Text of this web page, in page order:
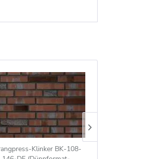
Klinker BK-108-